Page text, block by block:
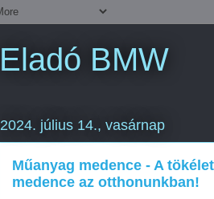
Eladó BMW
2024. július 14., vasárnap
Műanyag medence - A
medence az otthonunkban!